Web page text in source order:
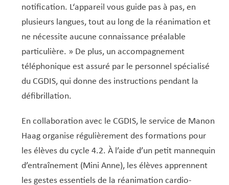
notification. L‘appareil vous guide pas à pas, en
plusieurs langues, tout au long de la réanimation et
ne nécessite aucune connaissance préalable
particulière. » De plus, un accompagnement
téléphonique est assuré par le personnel spécialisé
du CGDIS, qui donne des instructions pendant la
défibrillation.
En collaboration avec le CGDIS, le service de Manon
Haag organise régulièrement des formations pour
les élèves du cycle 4.2. À l’aide d’un petit mannequin
d’entraînement (Mini Anne), les élèves apprennent
les gestes essentiels de la réanimation cardio-